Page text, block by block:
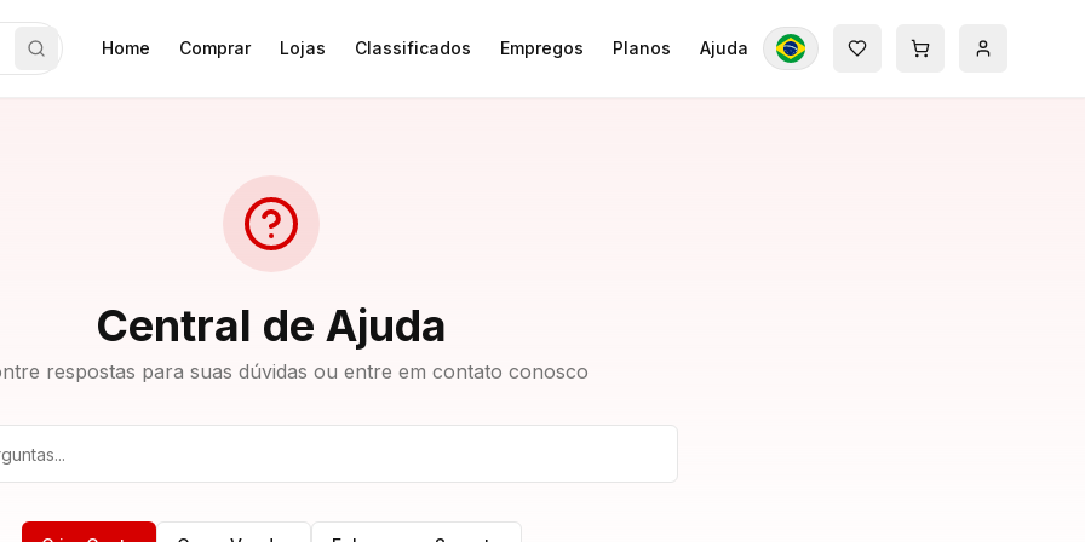
Home Comprar Lojas Classificados Empregos Planos Ajuda
Central de Ajuda
respostas para suas dúvidas ou entre em contato conosco